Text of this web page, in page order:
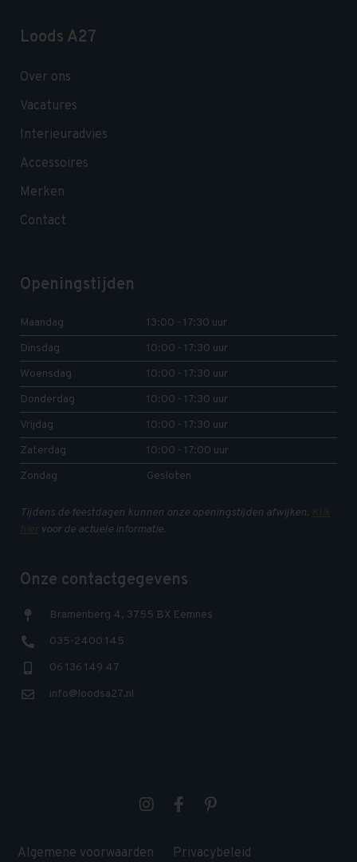
Loods A27
Over ons
Vacatures
Interieuradvies
Accessoires
Merken
Contact
Openingstijden
Maandag
13:00 - 17:30 uur
Dinsdag
10:00 - 17:30 uur
Woensdag
10:00 - 17:30 uur
Donderdag
10:00 - 17:30 uur
Vrijdag
10:00 - 17:30 uur
Zaterdag
10:00 - 17:00 uur
Zondag
Gesloten
Tijdens de feestdagen kunnen onze openingstijden afwijken. Klik
hiervoor de actuele informatie.
Onze contactgegevens
Bramenberg 4, 3755 BX Eemnes
035-2400 145
06 136 149 47
info@loodsa27.nl
Algemene voorwaarden Privacybeleid